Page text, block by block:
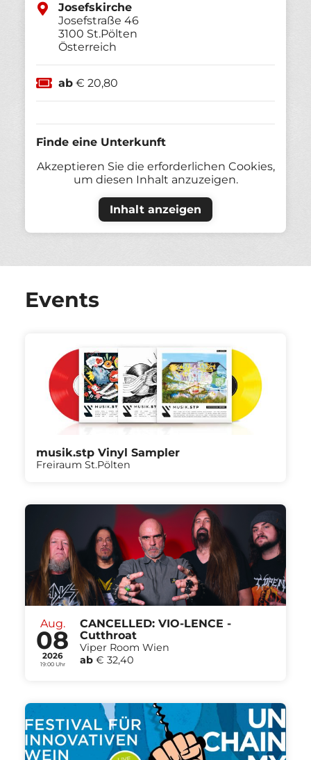
Josefskirche
Josefstraße 46
3100 St.Pölten
Österreich
ab € 20,80
Finde eine Unterkunft
Akzeptieren Sie die erforderlichen Cookies,
um diesen Inhalt anzuzeigen.
Inhalt anzeigen
Events
musik.stp Vinyl Sampler
Freiraum St.Pölten
Aug.
08
2026
19:00 Uhr
CANCELLED: VIO-LENCE -
Cutthroat
Viper Room Wien
ab € 32,40